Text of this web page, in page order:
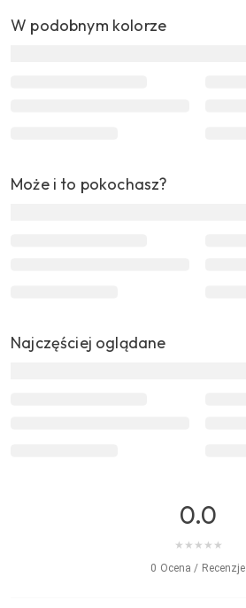
W podobnym kolorze
Może i to pokochasz?
Najczęściej oglądane
0.0
★ ★ ★ ★ ★
0 Ocena / Recenzje